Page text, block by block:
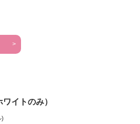
イトのみ）
)